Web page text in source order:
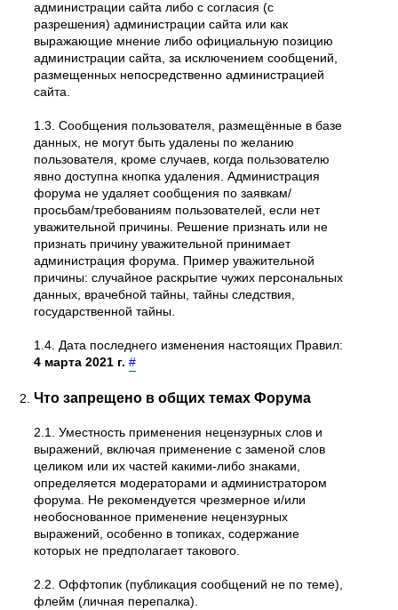
администрации сайта либо с согласия (с
разрешения) администрации сайта или как
выражающие мнение либо официальную позицию
администрации сайта, за исключением сообщений,
размещенных непосредственно администрацией
сайта.
1.3. Сообщения пользователя, размещённые в базе
данных, не могут быть удалены по желанию
пользователя, кроме случаев, когда пользователю
явно доступна кнопка удаления. Администрация
форума не удаляет сообщения по заявкам/
просьбам/требованиям пользователей, если нет
уважительной причины. Решение признать или не
признать причину уважительной принимает
администрация форума. Пример уважительной
причины: случайное раскрытие чужих персональных
данных, врачебной тайны, тайны следствия,
государственной тайны.
1.4. Дата последнего изменения настоящих Правил:
4 марта 2021 г. #
Что запрещено в общих темах Форума
2.1. Уместность применения нецензурных слов и
выражений, включая применение с заменой слов
целиком или их частей какими-либо знаками,
определяется модераторами и администратором
форума. Не рекомендуется чрезмерное и/или
необоснованное применение нецензурных
выражений, особенно в топиках, содержание
которых не предполагает такового.
2.2. Оффтопик (публикация сообщений не по теме),
флейм (личная перепалка).